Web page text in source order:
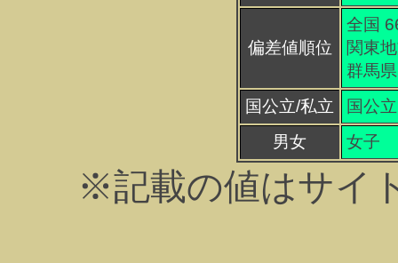
偏差値順位
全国
関東
群馬
国公立/私立
国公立
男女
女子
※記載の値はサイ